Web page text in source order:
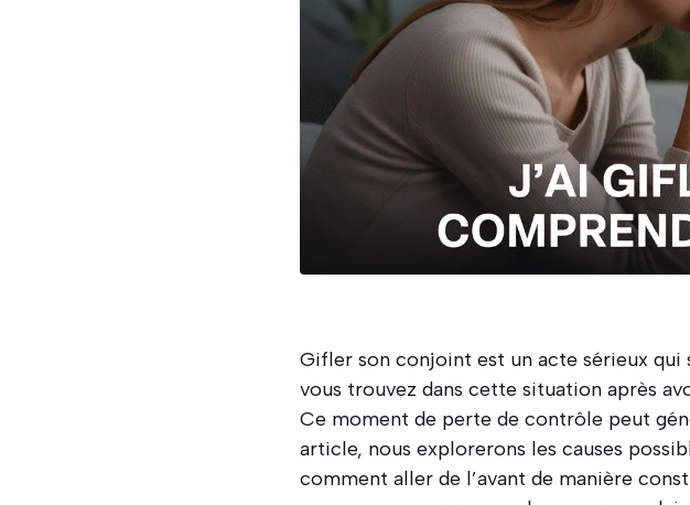
Gifler son conjoint est un acte sérieux qui
vous trouvez dans cette situation après
Ce moment de perte de contrôle peut
article, nous explorerons les causes
comment aller de l’avant de manière